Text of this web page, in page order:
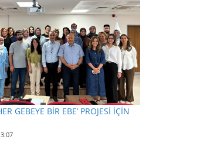
GEBEYE BİR EBE’ PROJESİ İÇİN